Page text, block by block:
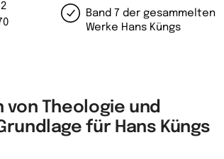
Band 7 der gesammelten
Werke Hans Küngs
von Theologie und
für Hans Küngs